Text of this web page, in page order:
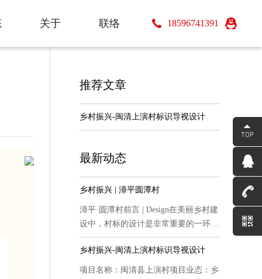
18596741391
关于
联络
推荐文章
乡村振兴-闽清上演村标识导视设计
最新动态
乡村振兴 | 漳平圆潭村
漳平·圆潭村前言 | Design在美丽乡村建
设中，村标的设计是非常重要的一环。
Part....
乡村振兴-闽清上演村标识导视设计
项目名称：闽清县上演村项目业态：乡